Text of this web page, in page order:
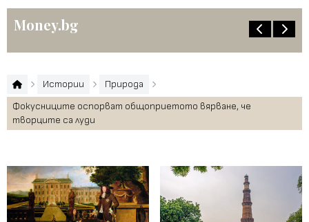
Money.bg
Истории
Природа
Фокусниците оспорват общоприетото вярване, че
творците са луди